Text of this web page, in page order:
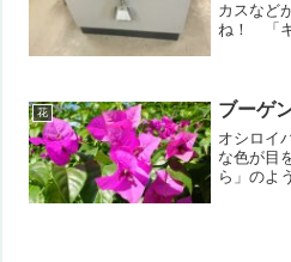
カスなど
ね！ 「
く、「キ
花 ブーゲ
オシロイ
な色が目
ら」のよ